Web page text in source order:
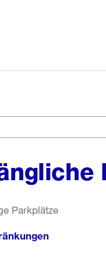
Parkplätze